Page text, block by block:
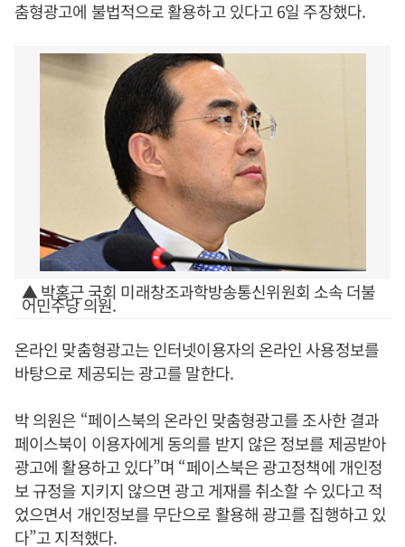
춤형광고에 불법적으로 활용하고 있다고 6일 주장했다.
▲ 박홍근 국회 미래창조과학방송통신위원회 소속 더불
어민주당 의원.
온라인 맞춤형광고는 인터넷이용자의 온라인 사용정보를
바탕으로 제공되는 광고를 말한다.
박 의원은 “페이스북의 온라인 맞춤형광고를 조사한 결과
페이스북이 이용자에게 동의를 받지 않은 정보를 제공받아
광고에 활용하고 있다”며 “페이스북은 광고정책에 개인정
보 규정을 지키지 않으면 광고 게재를 취소할 수 있다고 적
었으면서 개인정보를 무단으로 활용해 광고를 집행하고 있
다”고 지적했다.